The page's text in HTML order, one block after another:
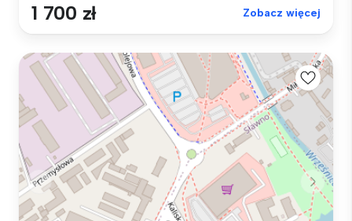
1 700 zł Zobacz więcej